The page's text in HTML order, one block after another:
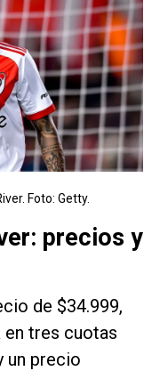
Foto: Getty.
precios y
de $34.999,
tres cuotas
un precio